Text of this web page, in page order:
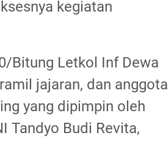
kegiatan
Bitung Letkol Inf Dewa
jajaran, dan anggota
yang dipimpin oleh
Tandyo Budi Revita,